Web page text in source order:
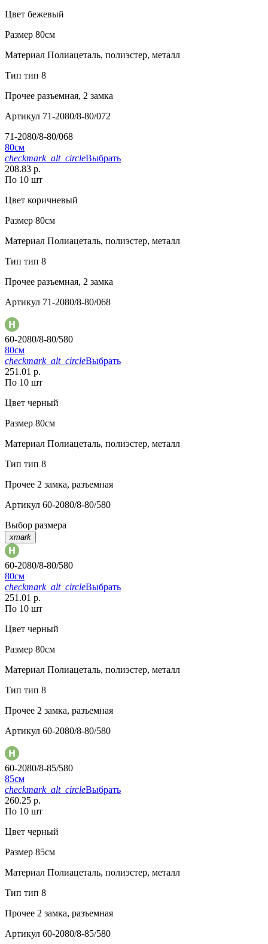
Цвет бежевый
Размер 80см
Материал Полиацеталь, полиэстер, металл
Тип тип 8
Прочее разъемная, 2 замка
Артикул 71-2080/8-80/072
71-2080/8-80/068
80см
checkmark_alt_circleВыбрать
208.83 р.
По 10 шт
Цвет коричневый
Размер 80см
Материал Полиацеталь, полиэстер, металл
Тип тип 8
Прочее разъемная, 2 замка
Артикул 71-2080/8-80/068
60-2080/8-80/580
80см
checkmark_alt_circleВыбрать
251.01 р.
По 10 шт
Цвет черный
Размер 80см
Материал Полиацеталь, полиэстер, металл
Тип тип 8
Прочее 2 замка, разъемная
Артикул 60-2080/8-80/580
Выбор размера
xmark
60-2080/8-80/580
80см
checkmark_alt_circleВыбрать
251.01 р.
По 10 шт
Цвет черный
Размер 80см
Материал Полиацеталь, полиэстер, металл
Тип тип 8
Прочее 2 замка, разъемная
Артикул 60-2080/8-80/580
60-2080/8-85/580
85см
checkmark_alt_circleВыбрать
260.25 р.
По 10 шт
Цвет черный
Размер 85см
Материал Полиацеталь, полиэстер, металл
Тип тип 8
Прочее 2 замка, разъемная
Артикул 60-2080/8-85/580